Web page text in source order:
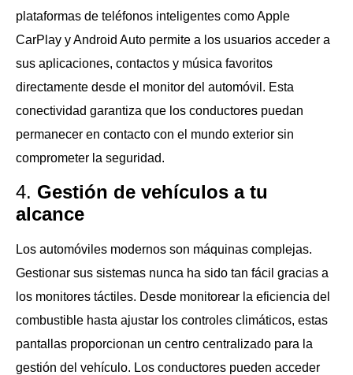
plataformas de teléfonos inteligentes como Apple
CarPlay y Android Auto permite a los usuarios acceder a
sus aplicaciones, contactos y música favoritos
directamente desde el monitor del automóvil. Esta
conectividad garantiza que los conductores puedan
permanecer en contacto con el mundo exterior sin
comprometer la seguridad.
4. Gestión de vehículos a tu
alcance
Los automóviles modernos son máquinas complejas.
Gestionar sus sistemas nunca ha sido tan fácil gracias a
los monitores táctiles. Desde monitorear la eficiencia del
combustible hasta ajustar los controles climáticos, estas
pantallas proporcionan un centro centralizado para la
gestión del vehículo. Los conductores pueden acceder